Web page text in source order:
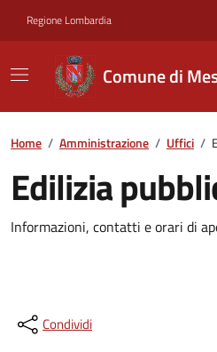
Regione Lombardia
Comune di
Home / Amministrazione / Uffici /
Edilizia
Informazioni, contatti e orari di
Condividi